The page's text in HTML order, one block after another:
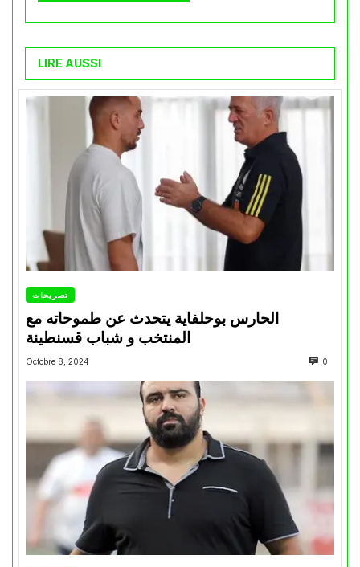
LIRE AUSSI
تصريحات
الحارس بوحلفاية يتحدث عن طموحاته مع
المنتخب و شباب قسنطينة
Octobre 8, 2024 0